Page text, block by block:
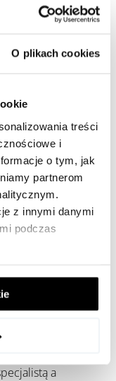
O plikach cookies
treści
i
o tym, jak
partnerom
z innymi danymi
podczas
Możemy
oraz
wersję z
która jest
Jeśli jednak
do
wykorzystać
z pomocy
czas i
nie narazi
były
a